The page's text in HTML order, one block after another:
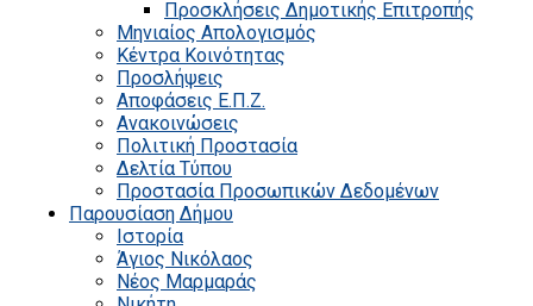
Προσκλήσεις Δημοτικής Επιτροπής
Μηνιαίος Απολογισμός
Κέντρα Κοινότητας
Προσλήψεις
Αποφάσεις Ε.Π.Ζ.
Ανακοινώσεις
Πολιτική Προστασία
Δελτία Τύπου
Προστασία Προσωπικών Δεδομένων
Παρουσίαση Δήμου
Ιστορία
Άγιος Νικόλαος
Νέος Μαρμαράς